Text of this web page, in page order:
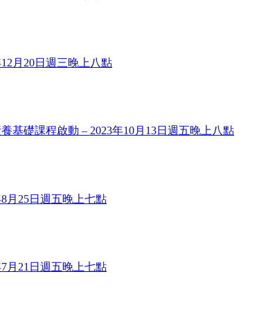
月20日週三晚上八點
基礎課程啟動 – 2023年10月13日週五晚上八點
月25日週五晚上七點
月21日週五晚上七點